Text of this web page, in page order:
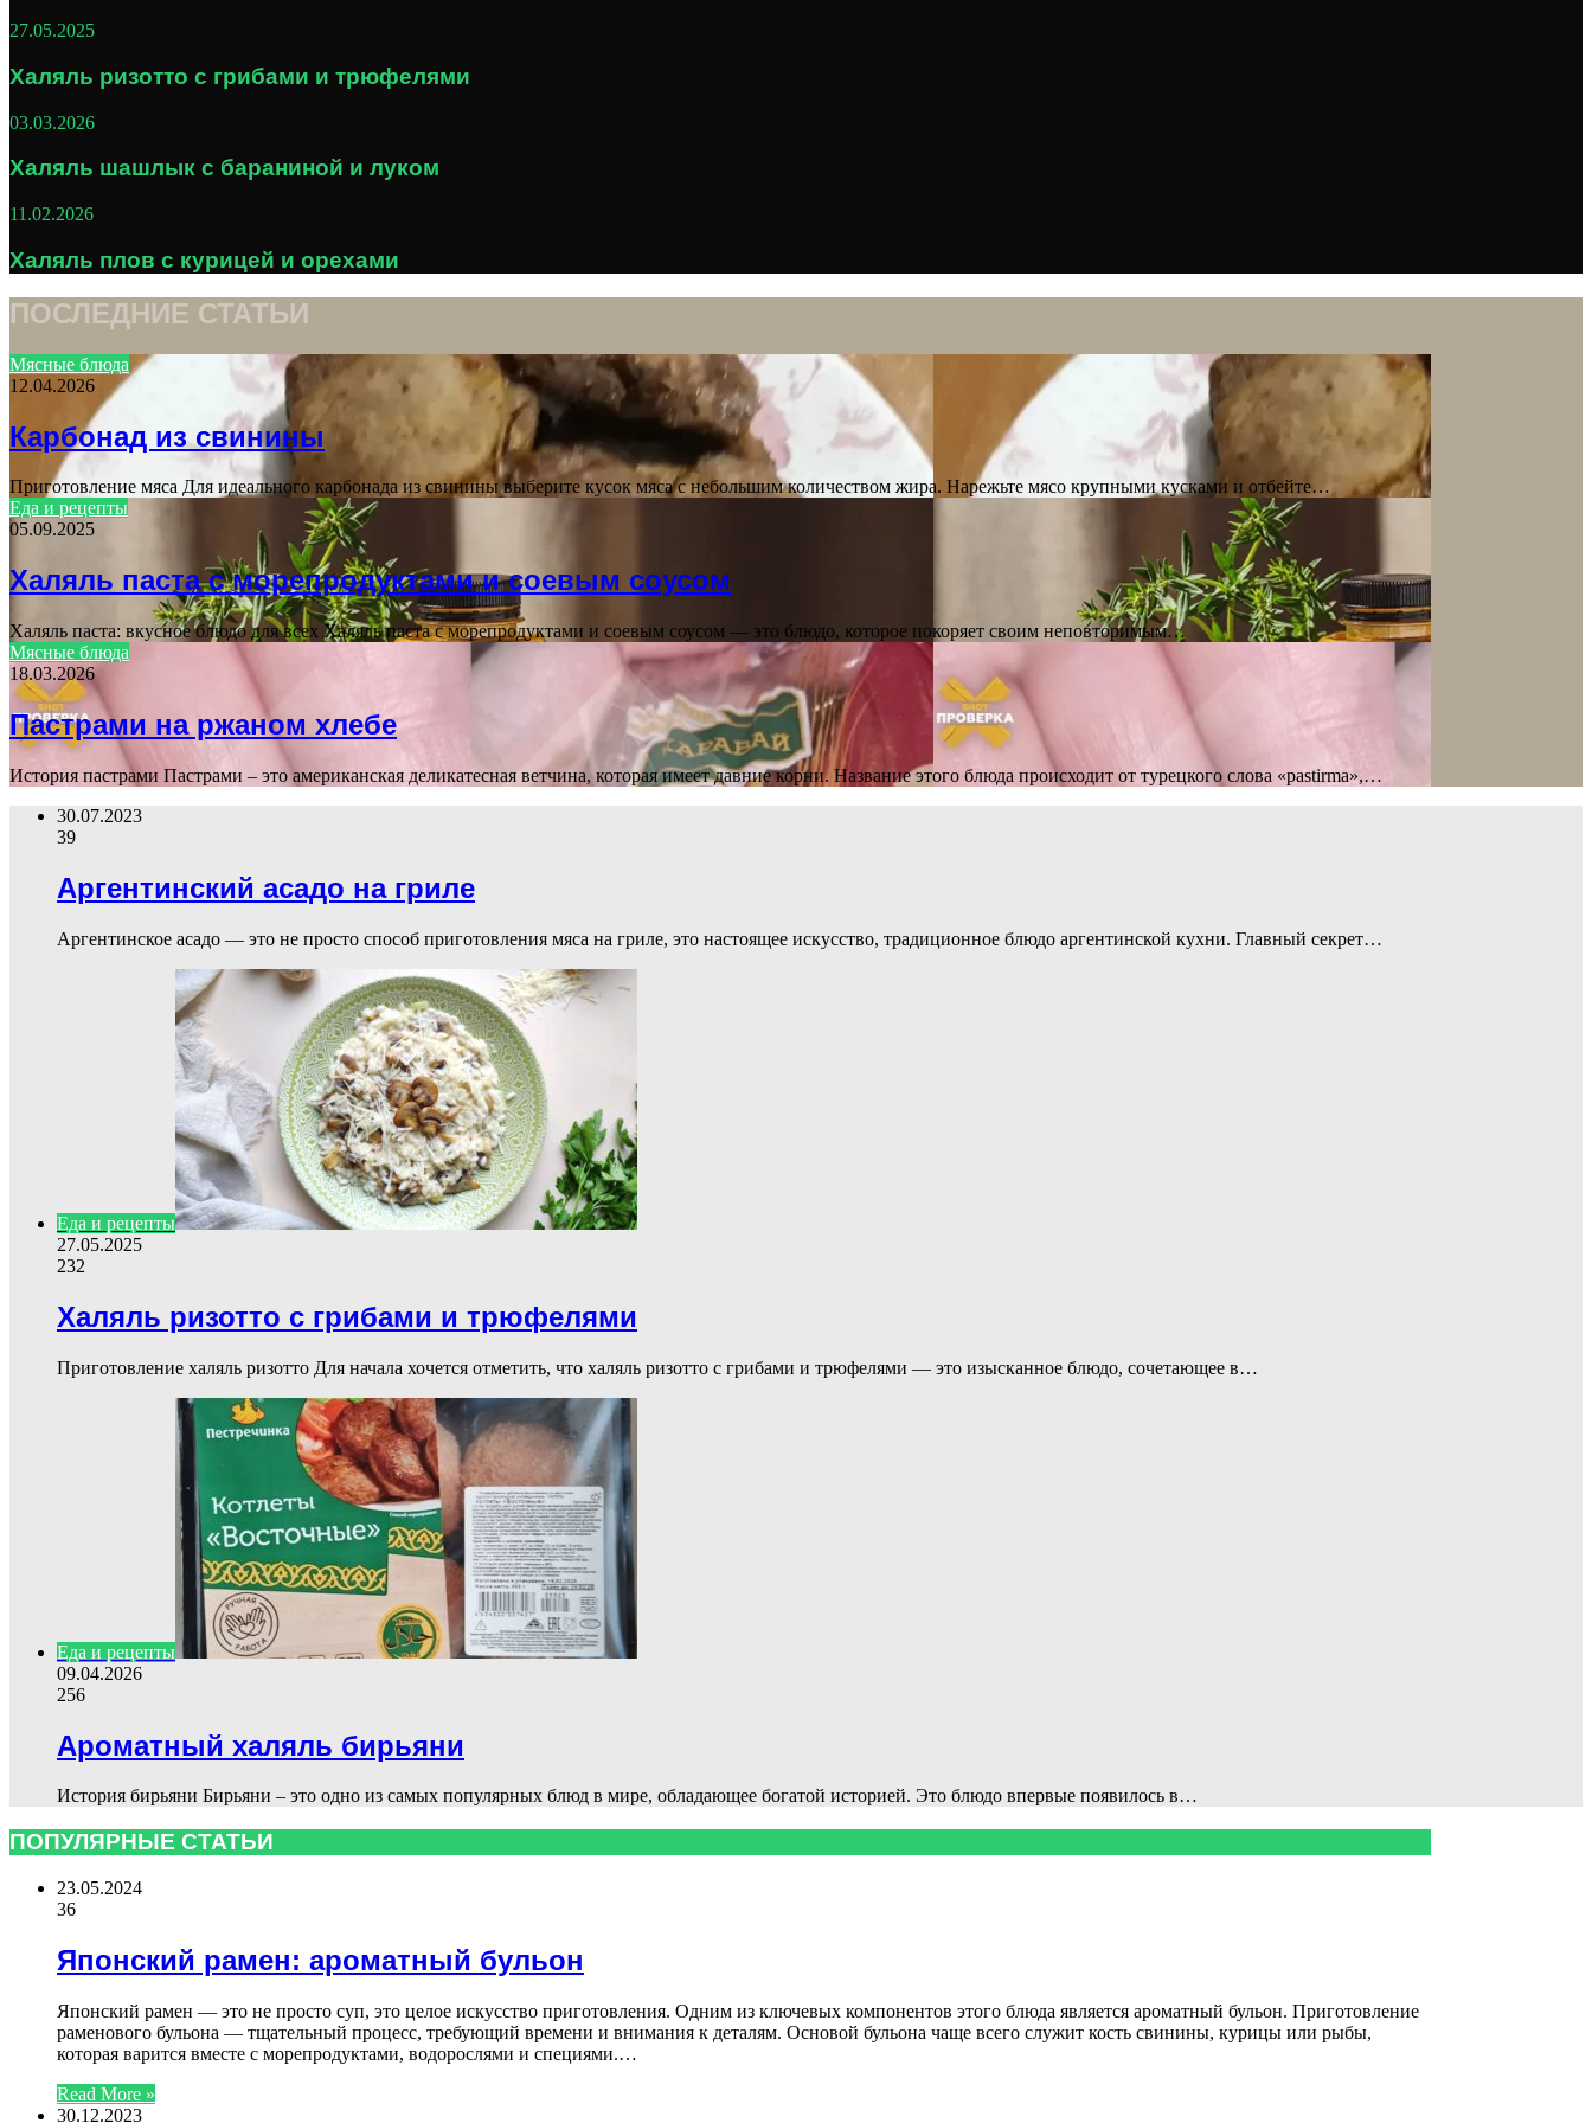
27.05.2025
Халяль ризотто с грибами и трюфелями
03.03.2026
Халяль шашлык с бараниной и луком
11.02.2026
Халяль плов с курицей и орехами
ПОСЛЕДНИЕ СТАТЬИ
Мясные блюда
12.04.2026
Карбонад из свинины
Приготовление мяса Для идеального карбонада из свинины выберите кусок мяса с небольшим количеством жира. Нарежьте мясо крупными кусками и отбейте…
Еда и рецепты
05.09.2025
Халяль паста с морепродуктами и соевым соусом
Халяль паста: вкусное блюдо для всех Халяль паста с морепродуктами и соевым соусом — это блюдо, которое покоряет своим неповторимым…
Мясные блюда
18.03.2026
Пастрами на ржаном хлебе
История пастрами Пастрами – это американская деликатесная ветчина, которая имеет давние корни. Название этого блюда происходит от турецкого слова «pastirma»,…
30.07.2023
39
Аргентинский асадо на гриле
Аргентинское асадо — это не просто способ приготовления мяса на гриле, это настоящее искусство, традиционное блюдо аргентинской кухни. Главный секрет…
Еда и рецепты
27.05.2025
232
Халяль ризотто с грибами и трюфелями
Приготовление халяль ризотто Для начала хочется отметить, что халяль ризотто с грибами и трюфелями — это изысканное блюдо, сочетающее в…
Еда и рецепты
09.04.2026
256
Ароматный халяль бирьяни
История бирьяни Бирьяни – это одно из самых популярных блюд в мире, обладающее богатой историей. Это блюдо впервые появилось в…
ПОПУЛЯРНЫЕ СТАТЬИ
23.05.2024
36
Японский рамен: ароматный бульон
Японский рамен — это не просто суп, это целое искусство приготовления. Одним из ключевых компонентов этого блюда является ароматный бульон. Приготовление
раменового бульона — тщательный процесс, требующий времени и внимания к деталям. Основой бульона чаще всего служит кость свинины, курицы или рыбы,
которая варится вместе с морепродуктами, водорослями и специями.…
Read More »
30.12.2023